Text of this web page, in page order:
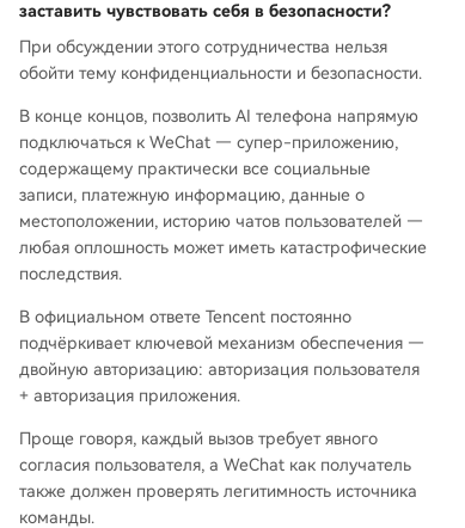
заставить чувствовать себя в безопасности?
При обсуждении этого сотрудничества нельзя
обойти тему конфиденциальности и безопасности.
В конце концов, позволить AI телефона напрямую
подключаться к WeChat — супер-приложению,
содержащему практически все социальные
записи, платежную информацию, данные о
местоположении, историю чатов пользователей —
любая оплошность может иметь катастрофические
последствия.
В официальном ответе Tencent постоянно
подчёркивает ключевой механизм обеспечения —
двойную авторизацию: авторизация пользователя
+ авторизация приложения.
Проще говоря, каждый вызов требует явного
согласия пользователя, а WeChat как получатель
также должен проверять легитимность источника
команды.